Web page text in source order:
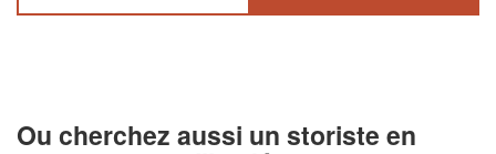
Ou cherchez aussi un storiste en